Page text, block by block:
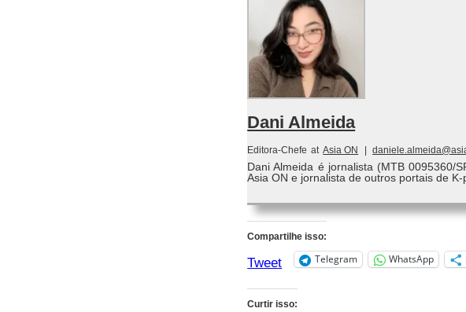
Dani Almeida
Editora-Chefe at Asia ON |
Dani Almeida é jornalista (MTB 0095360/
Asia ON e jornalista de outros portais de K-
Compartilhe isso:
Tweet Telegram WhatsApp
Curtir isso: